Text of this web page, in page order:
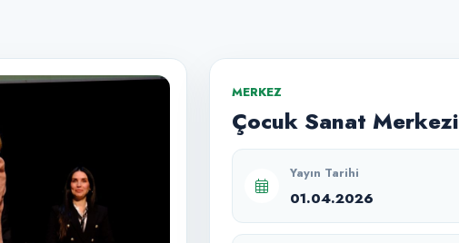
MERKEZ
Çocuk Sanat Merkezi
Yayın Tarihi
01.04.2026